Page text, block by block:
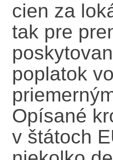
cien za
tak pre
poplatok
Opísané
v štátoch